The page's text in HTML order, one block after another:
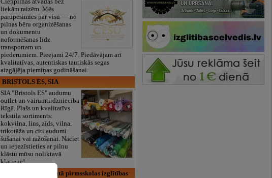
Cieņpilnas atvadas bez
liekām raizēm. Mēs
parūpēsimies par visu — no
pilnas bēru organizēšanas
un dokumentu
noformēšanas līdz
transportam un
piederumiem. Pieejami 24/7. Piedāvājam arī
kvalitatīvas, autentiskas tautiskās segas
aizgājēja piemiņas godināšanai.
BRISTOLS ES, SIA
SIA "Bristols ES" audumu
outlet un vairumtirdzniecība
Rīgā. Plašs un kvalitatīvs
tekstila sortiments:
kokvilna, lins, zīds, vilna,
trikotāža un citi audumi
šūšanai vai ražošanai. Nāciet
un iepazīstieties ar pilnu
klāstu mūsu noliktavā
klātienē!
Maza Rasiņa, privātā pirmsskolas izglītības